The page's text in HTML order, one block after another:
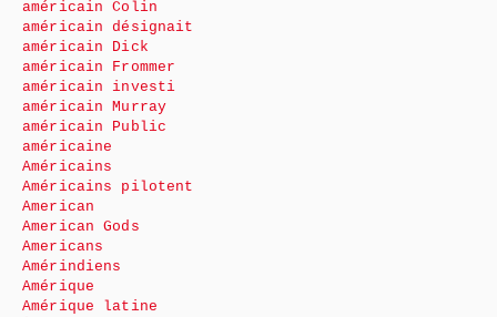
américain Colin
américain désignait
américain Dick
américain Frommer
américain investi
américain Murray
américain Public
américaine
Américains
Américains pilotent
American
American Gods
Americans
Amérindiens
Amérique
Amérique latine